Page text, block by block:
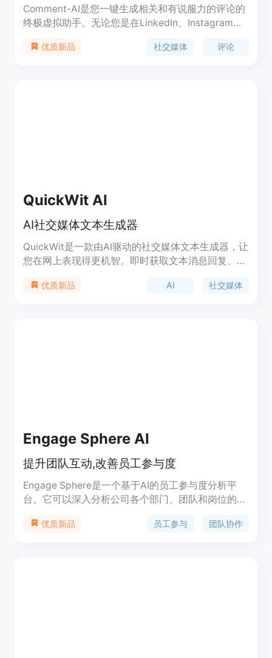
Comment-AI是您一键生成相关和有说服力的评论的
终极虚拟助手。无论您是在LinkedIn、Instagram还
吸引用户参与并提高在线互动。通过Comment-AI增
优质新品 社交媒体 评论
QuickWit AI
AI社交媒体文本生成器
QuickWit是一款由AI驱动的社交媒体文本生成器，让
您在网上表现得更机智。即时获取文本消息回复、社
滑动选择有趣的角色滤镜，让您的声音变得随心所
优质新品 AI 社交媒体
Engage Sphere AI
提升团队互动,改善员工参与度
Engage Sphere是一个基于AI的员工参与度分析平
台。它可以深入分析公司各个部门、团队和岗位的参
提升员工参与度和生产力。Engage Sphere解锁了利
优质新品 员工参与 团队协作